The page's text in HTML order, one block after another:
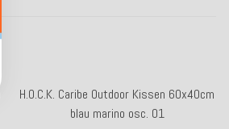
H.O.C.K. Caribe Outdoor Kissen 60x40cm
blau marino osc. 01